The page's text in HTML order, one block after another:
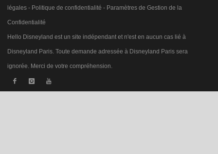
légales - Politique de confidentialité - Paramètres de Gestion de la
Confidentialité
Hello Disneyland est un site indépendant et n'est en aucun cas lié à
Disneyland Paris. Toute demande adressée à Disneyland Paris sera
ignorée. Merci de votre compréhension.